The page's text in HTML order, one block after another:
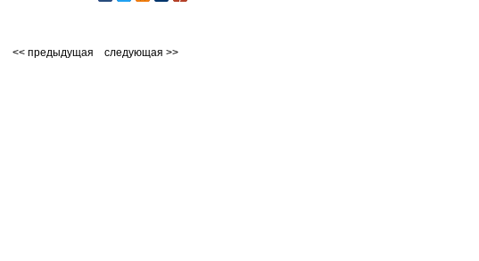
<< предыдущая следующая >>